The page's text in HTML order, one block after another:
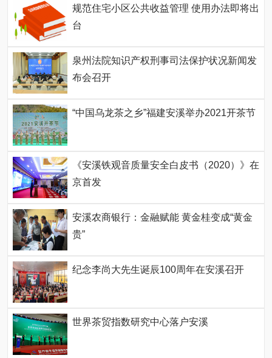
规范住宅小区公共收益管理 使用办法即将出
台
泉州法院知识产权刑事司法保护状况新闻发
布会召开
“中国乌龙茶之乡”福建安溪举办2021开茶节
《安溪铁观音质量安全白皮书（2020）》在
京首发
安溪农商银行：金融赋能 黄金桂变成“黄金
贵”
纪念李尚大先生诞辰100周年在安溪召开
世界茶贸指数研究中心落户安溪